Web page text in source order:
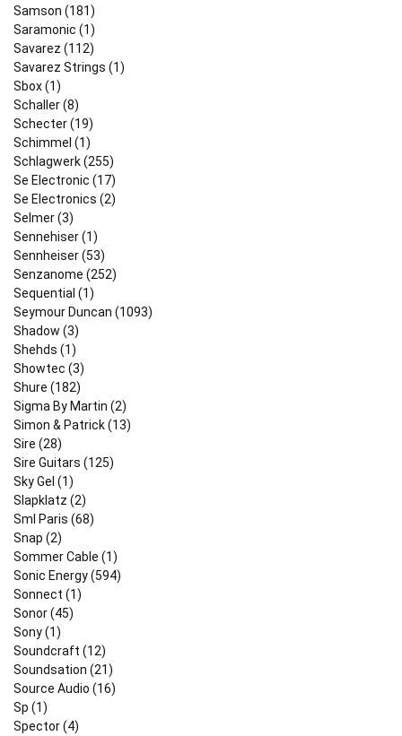
Samson (181)
Saramonic (1)
Savarez (112)
Savarez Strings (1)
Sbox (1)
Schaller (8)
Schecter (19)
Schimmel (1)
Schlagwerk (255)
Se Electronic (17)
Se Electronics (2)
Selmer (3)
Sennehiser (1)
Sennheiser (53)
Senzanome (252)
Sequential (1)
Seymour Duncan (1093)
Shadow (3)
Shehds (1)
Showtec (3)
Shure (182)
Sigma By Martin (2)
Simon & Patrick (13)
Sire (28)
Sire Guitars (125)
Sky Gel (1)
Slapklatz (2)
Sml Paris (68)
Snap (2)
Sommer Cable (1)
Sonic Energy (594)
Sonnect (1)
Sonor (45)
Sony (1)
Soundcraft (12)
Soundsation (21)
Source Audio (16)
Sp (1)
Spector (4)